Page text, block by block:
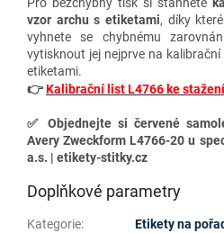
Pro bezchybný tisk si stáhněte
vzor archu s etiketami, díky
vyhnete se chybnému
vytisknout jej nejprve na
etiketami.
👉Kalibrační list L4766 ke stažení
✅ Objednejte si červené
Avery Zweckform L4766-20 u
a.s. | etikety-stitky.cz
Doplňkové parametry
Kategorie:
Etikety na